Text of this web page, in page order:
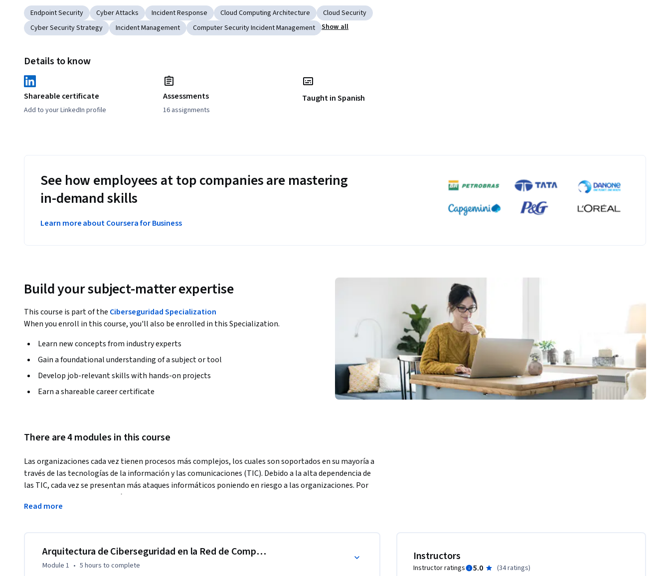
Endpoint Security Cyber Attacks Incident Response Cloud Computing Architecture
Cloud Security
Cyber Security Strategy
Incident Management Computer Security Incident Management Show all
Details to know
Shareable certificate
Add to your LinkedIn profile
Assessments
16 assignments
Taught in Spanish
See how employees at top companies are mastering
in-demand skills
Learn more about Coursera for Business
Build your subject-matter expertise
This course is part of the Ciberseguridad Specialization
When you enroll in this course, you'll also be enrolled in this Specialization.
Learn new concepts from industry experts
Gain a foundational understanding of a subject or tool
Develop job-relevant skills with hands-on projects
Earn a shareable career certificate
There are 4 modules in this course
Las organizaciones cada vez tienen procesos más complejos, los cuales son soportados en su mayoría a
través de las tecnologías de la información y las comunicaciones (TIC). Debido a la alta dependencia de
las TIC, cada vez se presentan más ataques informáticos poniendo en riesgo a las organizaciones. Por
estas razones cada vez es más necesario que las personas desarrollen habilidades y conocimientos en
seguridad de la información. En este curso justamente analizaremos el diseño de una arquitectura de
incidentes.
El curso Seguridad en la Red busca que aprendas sobre la arquitectura de ciberseguridad para la red de
Read more
Arquitectura de Ciberseguridad en la Red de Computadores y en la Nube
Module 1 • 5 hours to complete
Instructors
Instructor ratings 5.0 (34 ratings)